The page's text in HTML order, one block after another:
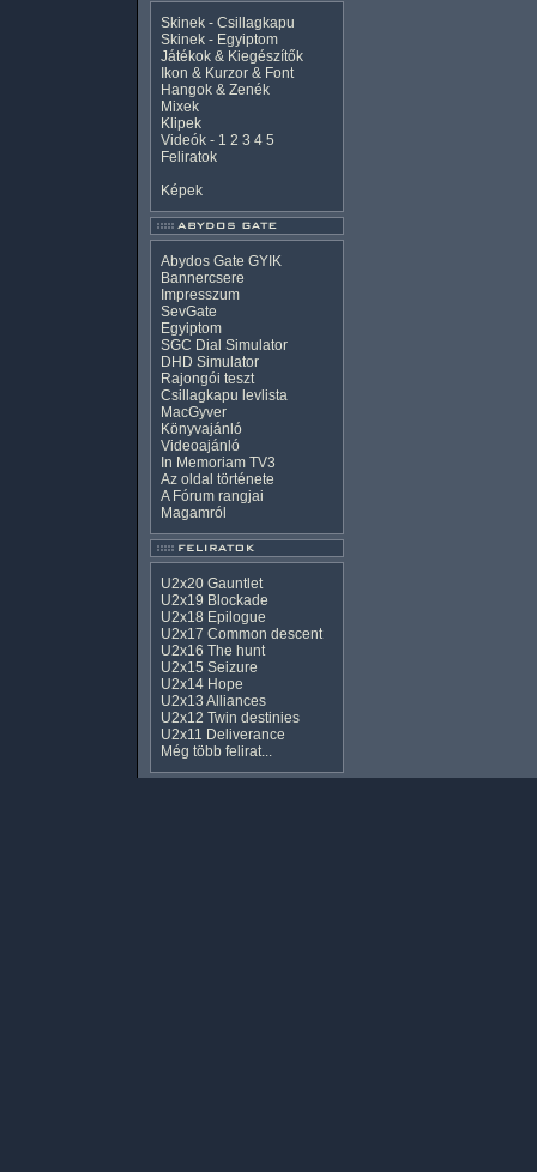
Skinek - Csillagkapu
Skinek - Egyiptom
Játékok & Kiegészítők
Ikon & Kurzor & Font
Hangok & Zenék
Mixek
Klipek
Videók- 1 2 3 4 5
Feliratok
Képek
Abydos Gate GYIK
Bannercsere
Impresszum
SevGate
Egyiptom
SGC Dial Simulator
DHD Simulator
Rajongói teszt
Csillagkapu levlista
MacGyver
Könyvajánló
Videoajánló
In Memoriam TV3
Az oldal története
A Fórum rangjai
Magamról
U2x20 Gauntlet
U2x19 Blockade
U2x18 Epilogue
U2x17 Common descent
U2x16 The hunt
U2x15 Seizure
U2x14 Hope
U2x13 Alliances
U2x12 Twin destinies
U2x11 Deliverance
Még több felirat...